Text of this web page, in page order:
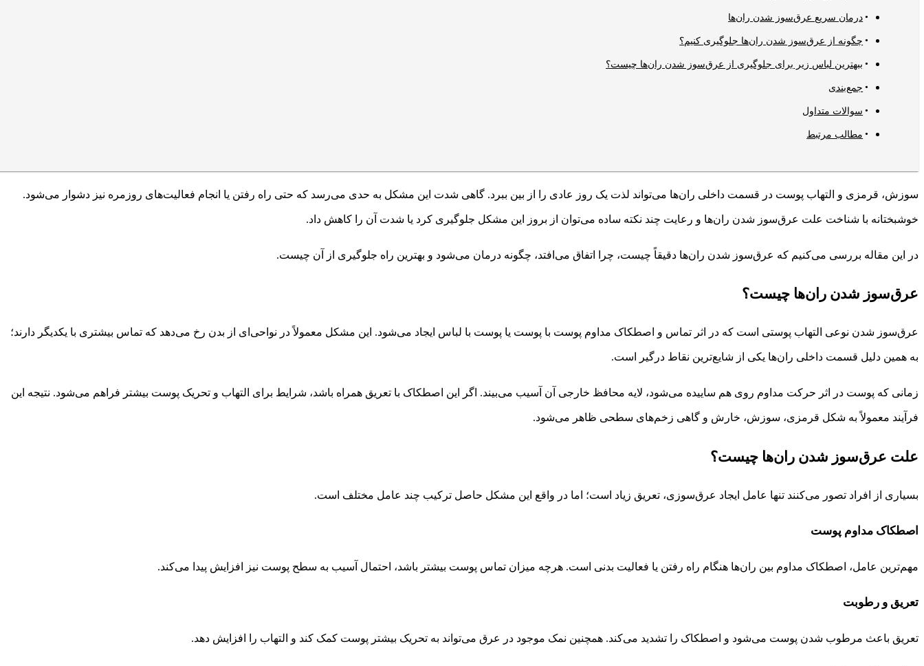
درمان سریع عرق‌سوز شدن ران‌ها
چگونه از عرق‌سوز شدن ران‌ها جلوگیری کنیم؟
ببهترین لباس زیر برای جلوگیری از عرق‌سوز شدن ران‌ها چیست؟
جمع‌بندی
سوالات متداول
مطالب مرتبط
سوزش، قرمزی و التهاب پوست در قسمت داخلی ران‌ها می‌تواند لذت یک روز عادی را از بین ببرد. گاهی شدت این مشکل به حدی می‌رسد که حتی راه رفتن یا انجام فعالیت‌های روزمره نیز دشوار می‌شود.
خوشبختانه با شناخت علت عرق‌سوز شدن ران‌ها و رعایت چند نکته ساده می‌توان از بروز این مشکل جلوگیری کرد یا شدت آن را کاهش داد.
در این مقاله بررسی می‌کنیم که عرق‌سوز شدن ران‌ها دقیقاً چیست، چرا اتفاق می‌افتد، چگونه درمان می‌شود و بهترین راه جلوگیری از آن چیست.
عرق‌سوز شدن ران‌ها چیست؟
عرق‌سوز شدن نوعی التهاب پوستی است که در اثر تماس و اصطکاک مداوم پوست با پوست یا پوست با لباس ایجاد می‌شود. این مشکل معمولاً در نواحی‌ای از بدن رخ می‌دهد که تماس بیشتری با یکدیگر دارند؛
به همین دلیل قسمت داخلی ران‌ها یکی از شایع‌ترین نقاط درگیر است.
زمانی که پوست در اثر حرکت مداوم روی هم ساییده می‌شود، لایه محافظ خارجی آن آسیب می‌بیند. اگر این اصطکاک با تعریق همراه باشد، شرایط برای التهاب و تحریک پوست بیشتر فراهم می‌شود. نتیجه این
فرآیند معمولاً به شکل قرمزی، سوزش، خارش و گاهی زخم‌های سطحی ظاهر می‌شود.
علت عرق‌سوز شدن ران‌ها چیست؟
بسیاری از افراد تصور می‌کنند تنها عامل ایجاد عرق‌سوزی، تعریق زیاد است؛ اما در واقع این مشکل حاصل ترکیب چند عامل مختلف است.
اصطکاک مداوم پوست
مهم‌ترین عامل، اصطکاک مداوم بین ران‌ها هنگام راه رفتن یا فعالیت بدنی است. هرچه میزان تماس پوست بیشتر باشد، احتمال آسیب به سطح پوست نیز افزایش پیدا می‌کند.
تعریق و رطوبت
تعریق باعث مرطوب شدن پوست می‌شود و اصطکاک را تشدید می‌کند. همچنین نمک موجود در عرق می‌تواند به تحریک بیشتر پوست کمک کند و التهاب را افزایش دهد.